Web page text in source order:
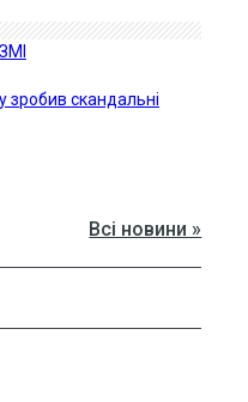
скандальні
Всі новини »